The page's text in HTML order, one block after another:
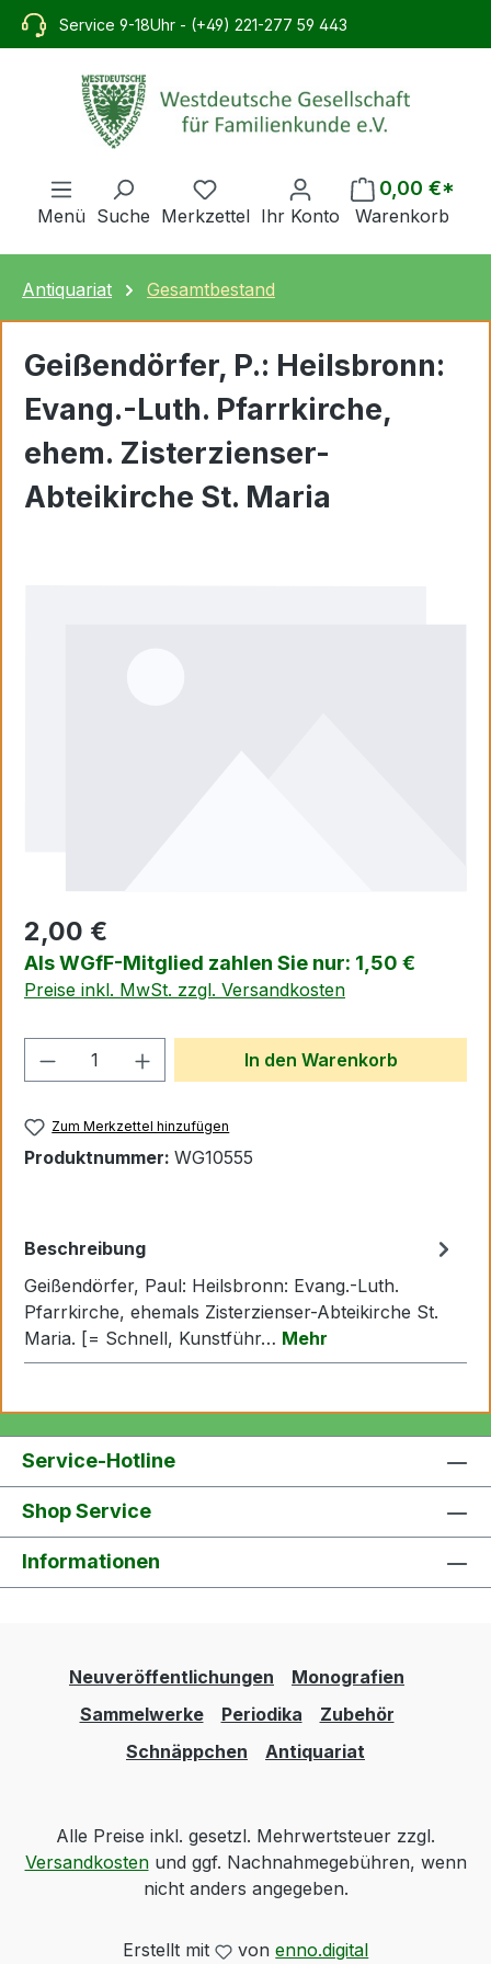
springen
Service 9-18Uhr - (+49) 221-277 59 443
Menü Suche Merkzettel Ihr Konto
0,00 €*
Warenkorb
Antiquariat Gesamtbestand
Geißendörfer, P.: Heilsbronn:
Evang.-Luth. Pfarrkirche,
ehem. Zisterzienser-
Abteikirche St. Maria
2,00 €
Als WGfF-Mitglied zahlen Sie nur: 1,50 €
Preise inkl. MwSt. zzgl. Versandkosten
Produkt Anzahl: Gib denIn den Warenkorb
Zum Merkzettel hinzufügen
Produktnummer: WG10555
Beschreibung
Geißendörfer, Paul: Heilsbronn: Evang.-Luth.
Pfarrkirche, ehemals Zisterzienser-Abteikirche St.
Maria. [= Schnell, Kunstführ… Mehr
Service-Hotline
Shop Service
Informationen
Neuveröffentlichungen
Monografien
Sammelwerke
Periodika
Zubehör
Schnäppchen
Antiquariat
Alle Preise inkl. gesetzl. Mehrwertsteuer zzgl.
Versandkostenund ggf. Nachnahmegebühren, wenn
nicht anders angegeben.
Erstellt mit vonenno.digital